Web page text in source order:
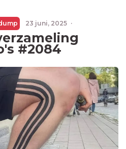
23 juni, 2025 ·
#2084